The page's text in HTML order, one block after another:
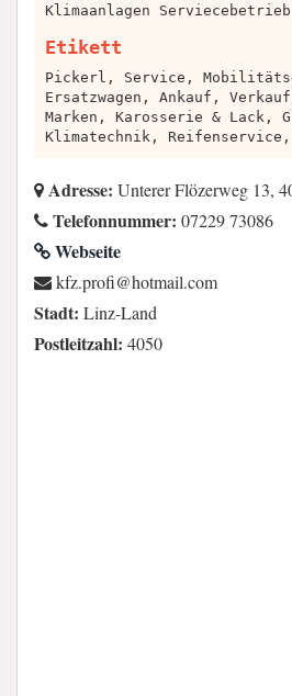
Klimaanlagen Serviecebetrieb
Etikett
Pickerl, Service,
Ersatzwagen, Ankauf,
Marken, Karosserie & Lack,
Klimatechnik,
Adresse: Unterer Flözerweg 13,
Telefonnummer: 07229 73086
Webseite
moc.liamtoh@iforp.zfk
Stadt: Linz-Land
Postleitzahl: 4050